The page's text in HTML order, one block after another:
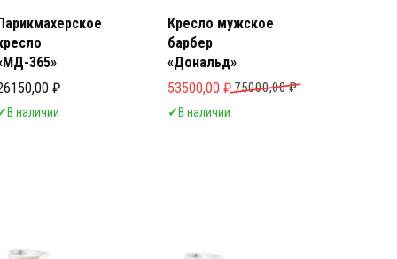
58000,00 ₽.
365»
₽
В наличии
Кресло мужское
барбер
«Дональд»
75000,00₽
Первоначальная цена составляла
53500,00 ₽
Текущая цена: 53500,00 ₽.
✓ В наличии